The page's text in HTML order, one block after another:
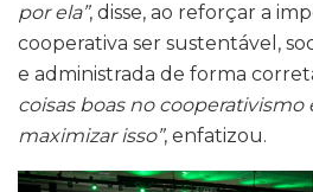
por ela”, disse, ao reforçar a
cooperativa ser sustentável,
e administrada de forma
coisas boas no cooperativismo
maximizar isso”, enfatizou.